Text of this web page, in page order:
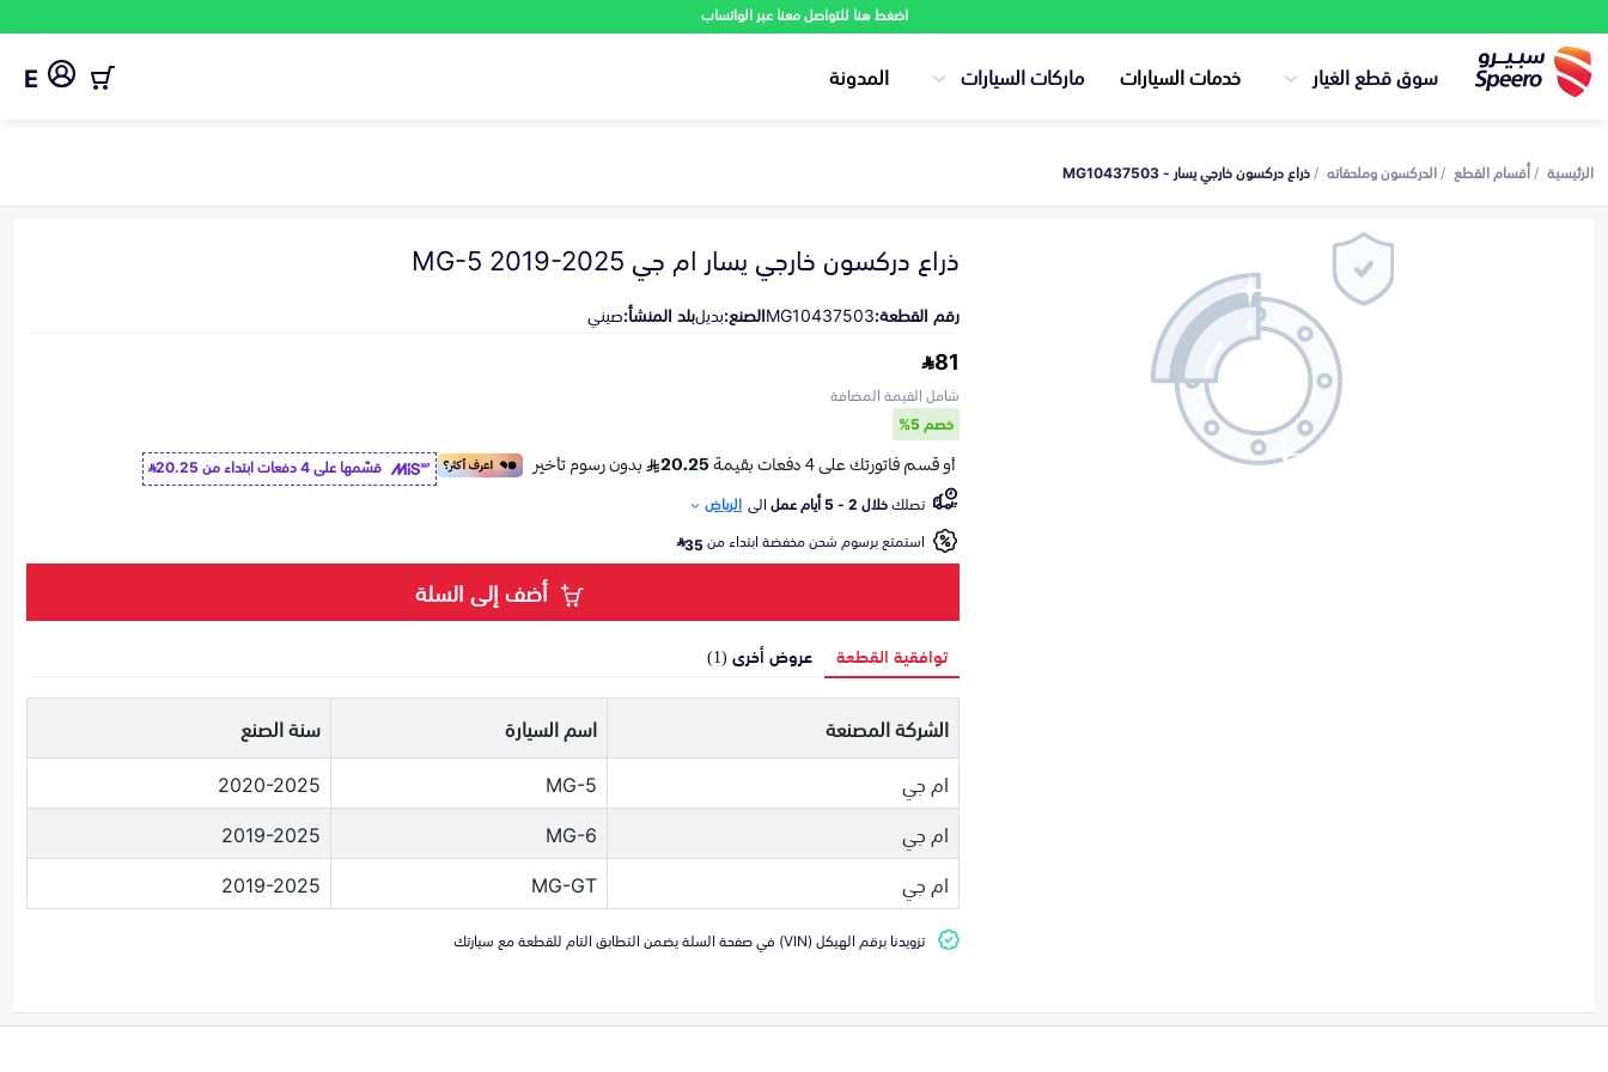
اضغط هنا للتواصل معنا عبر الواتساب
سوق قطع الغيار خدمات السيارات ماركات السيارات المدونة E
الرئيسية أقسام القطع الدركسون وملحقاته ذراع دركسون خارجي يسار - MG10437503
ذراع دركسون خارجي يسار ام جي MG-5 2019-2025
رقم القطعة:MG10437503الصنع:بديلبلد المنشأ:صيني
81
شامل القيمة المضافة
خصم 5%
قسّمها على 4 دفعات ابتداء من
20.25
تصلكخلال 2 - 5 أيام عمل الى الرياض
استمتع برسوم شحن مخفضة ابتداء من35
أضف إلى السلة
توافقية القطعة عروض أخرى (1)
الشركة المصنعة اسم السيارة
سنة الصنع
ام جي
MG-5
2020-2025
ام جي
MG-6
2019-2025
ام جي
MG-GT
2019-2025
تزويدنا برقم الهيكل (VIN) في صفحة السلة يضمن التطابق التام للقطعة مع سيارتك